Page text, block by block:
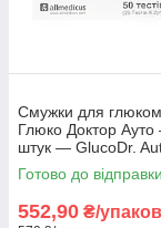
Смужки для
Глюко Доктор
штук — GlucoDr.
Готово до відправки
552,90 ₴/